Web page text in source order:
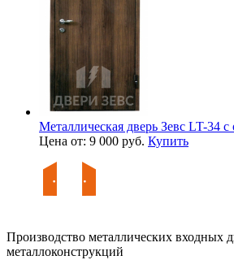
Металлическая дверь Зевс LT-34
Цена от: 9 000 руб. Купить
Производство металлических входных
металлоконструкций